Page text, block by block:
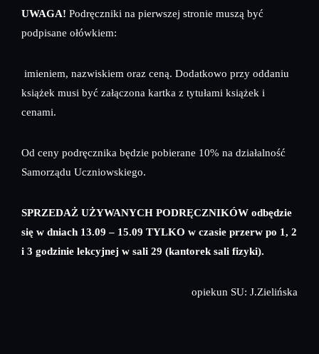
UWAGA! Podręczniki na pierwszej stronie muszą być
podpisane ołówkiem:
imieniem, nazwiskiem oraz ceną. Dodatkowo przy oddaniu
książek musi być załączona kartka z tytułami książek i
cenami.
Od ceny podręcznika będzie pobierane 10% na działalność
Samorządu Uczniowskiego.
SPRZEDAŻ UŻYWANYCH PODRĘCZNIKÓW odbędzie
się w dniach 13.09 – 15.09 TYLKO w czasie przerw po 1, 2
i 3 godzinie lekcyjnej w sali 29 (kantorek sali fizyki).
opiekun SU: J.Zielińska